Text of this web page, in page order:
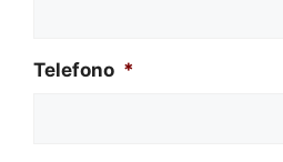
Telefono *